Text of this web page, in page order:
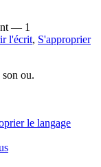
— 1
l'écrit, S'approprier
ou.
le langage